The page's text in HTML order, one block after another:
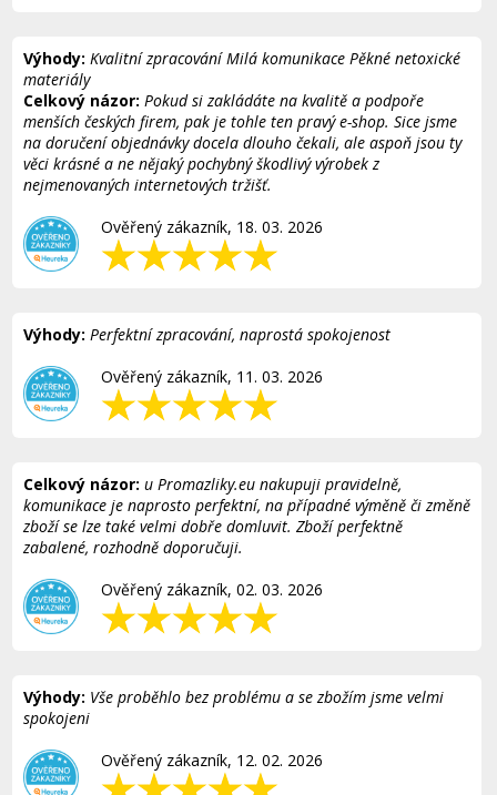
Výhody: Kvalitní zpracování Milá komunikace Pěkné netoxické
materiály
Celkový názor: Pokud si zakládáte na kvalitě a podpoře
menších českých firem, pak je tohle ten pravý e-shop. Sice jsme
na doručení objednávky docela dlouho čekali, ale aspoň jsou ty
věci krásné a ne nějaký pochybný škodlivý výrobek z
nejmenovaných internetových tržišť.
Ověřený zákazník, 18. 03. 2026
Výhody: Perfektní zpracování, naprostá spokojenost
Ověřený zákazník, 11. 03. 2026
Celkový názor: u Promazliky.eu nakupuji pravidelně,
komunikace je naprosto perfektní, na případné výměně či změně
zboží se lze také velmi dobře domluvit. Zboží perfektně
zabalené, rozhodně doporučuji.
Ověřený zákazník, 02. 03. 2026
Výhody: Vše proběhlo bez problému a se zbožím jsme velmi
spokojeni
Ověřený zákazník, 12. 02. 2026